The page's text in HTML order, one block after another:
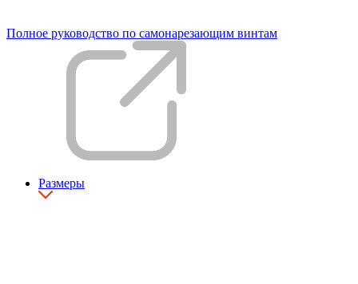
Полное руководство по самонарезающим винтам
Размеры